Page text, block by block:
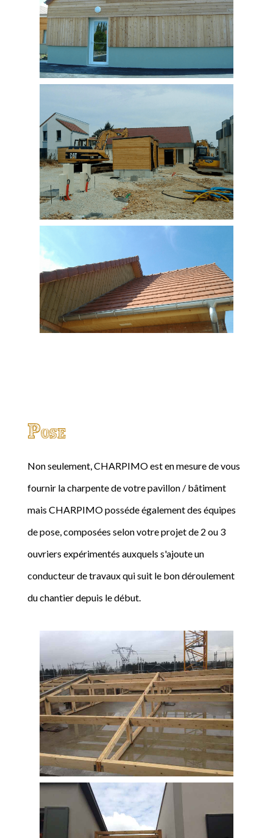
Pose
Non seulement, CHARPIMO est en mesure de vous
fournir la charpente de votre pavillon / bâtiment
mais CHARPIMO posséde également des équipes
de pose, composées selon votre projet de 2 ou 3
ouvriers expérimentés auxquels s'ajoute un
conducteur de travaux qui suit le bon déroulement
du chantier depuis le début.